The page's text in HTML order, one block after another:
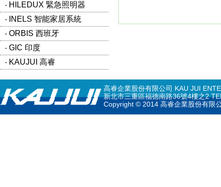
‧ HILEDUX 緊急照明器
‧ INELS 智能家居系統
‧ ORBIS 西班牙
‧ GIC 印度
‧ KAUJUI 高睿
高睿企業股份有限公司 KAU JUI
新北市三重區福德南路36號4樓之2
Copyright © 2014 高睿企業股份有限